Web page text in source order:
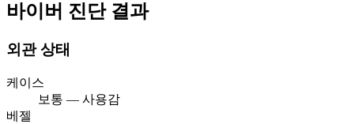
바이버 진단 결과
외관 상태
케이스
보통 — 사용감
베젤